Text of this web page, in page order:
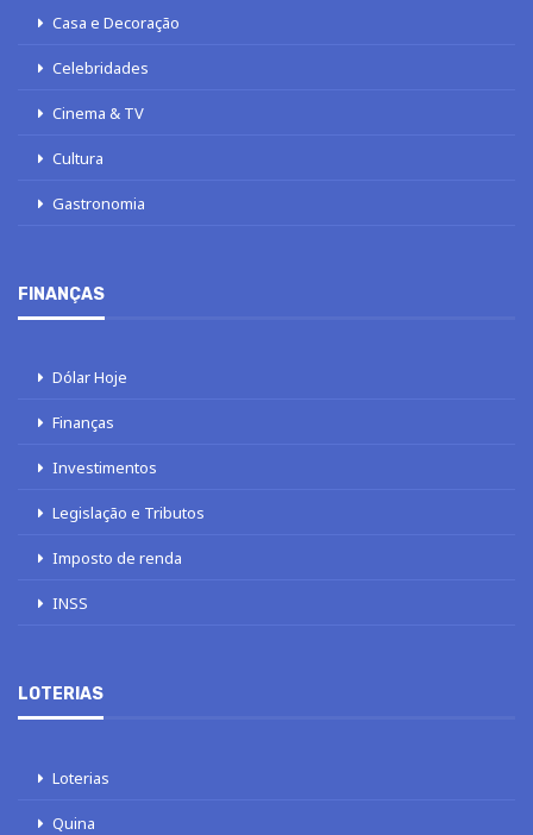
Casa e Decoração
Celebridades
Cinema & TV
Cultura
Gastronomia
FINANÇAS
Dólar Hoje
Finanças
Investimentos
Legislação e Tributos
Imposto de renda
INSS
LOTERIAS
Loterias
Quina